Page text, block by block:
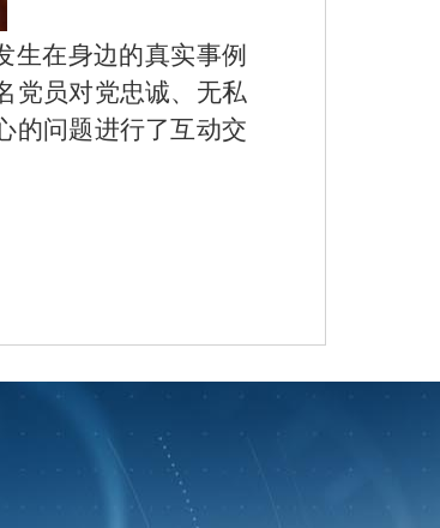
在身边的真实事例
党员对党忠诚、无私
的问题进行了互动交